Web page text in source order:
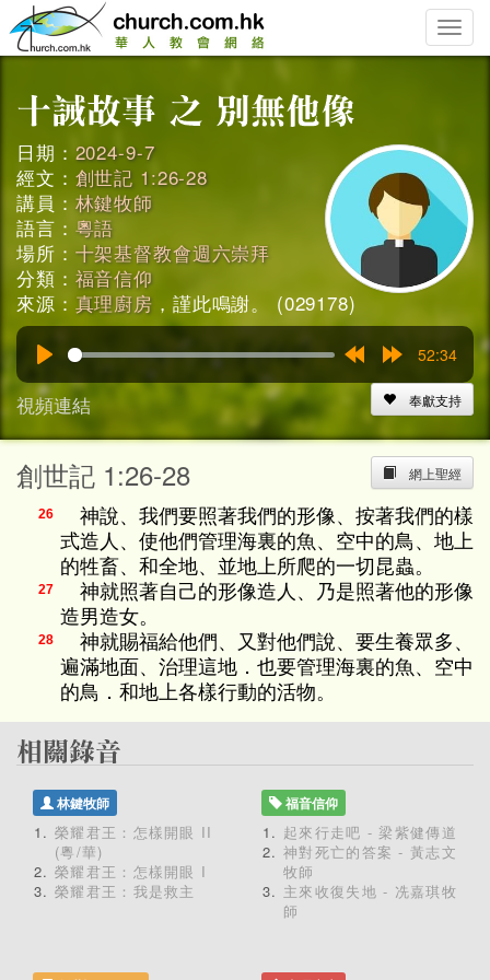
Toggle
日期： 2024-9-7
經文： 創世記 1:26-28
講員： 林鍵牧師
語言： 粵語
場所： 十架基督教會週六崇拜
分類： 福音信仰
來源： 真理廚房 ，謹此鳴謝。 (029178)
15s
52:34
視頻連結 奉獻支持
網上聖經
創世記 1:26-28
26
神說、我們要照著我們的形像、按著我們的樣
式造人、使他們管理海裏的魚、空中的鳥、地上
的牲畜、和全地、並地上所爬的一切昆蟲。
27
神就照著自己的形像造人、乃是照著他的形像
造男造女。
28
神就賜福給他們、又對他們說、要生養眾多、
遍滿地面、治理這地．也要管理海裏的魚、空中
的鳥．和地上各樣行動的活物。
林鍵牧師
榮耀君王：怎樣開眼 II
(粵/華)
榮耀君王：怎樣開眼 I
榮耀君王：我是救主
福音信仰
起來行走吧 - 梁紫健傳道
神對死亡的答案 - 黃志文
牧師
主來收復失地 - 冼嘉琪牧
師